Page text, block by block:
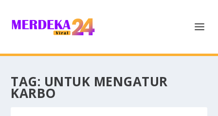
TAG: UNTUK MENGATUR
KARBO